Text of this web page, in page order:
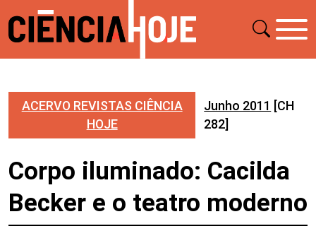
ACERVO REVISTAS CIÊNCIA
HOJE
Junho 2011 [CH
282]
Corpo iluminado: Cacilda
Becker e o teatro moderno